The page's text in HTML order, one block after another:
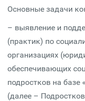
Основные задачи
– выявление и
(практик) по
организациях
обеспечивающих
подростков на базе
(далее –